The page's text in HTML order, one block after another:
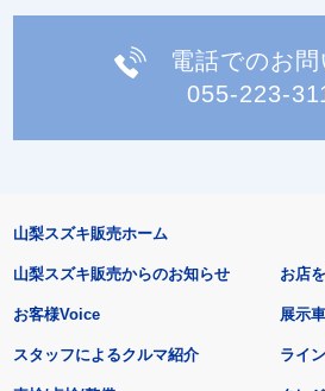
電話でのお
055-223-
山梨スズキ販売ホーム
山梨スズキ販売からのお知らせ
お客様Voice
スタッフによるクルマ紹介
お店
展示
ライ